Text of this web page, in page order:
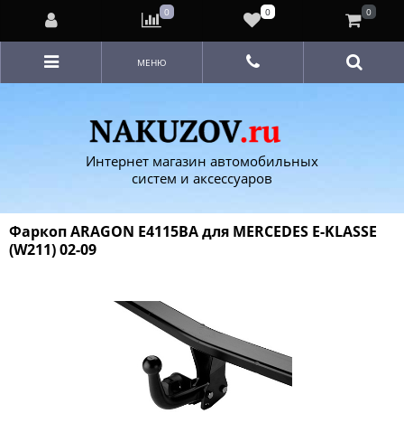
Интернет магазин автомобильных
систем и аксессуаров
МЕНЮ
Фаркоп ARAGON E4115BA для MERCEDES E-KLASSE
(W211) 02-09
0 0 0